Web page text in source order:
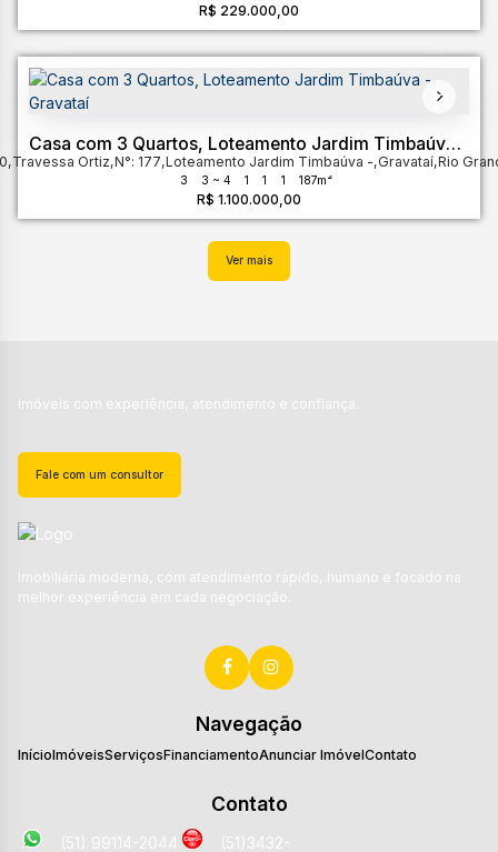
R$ 229.000,00
Casa com 3 Quartos, Loteamento Jardim Timbaúva -
Gravataí
R$ 1.100.000,00
,Travessa Ortiz,N°: 177,Loteamento Jardim Timbaúva ,Gravataí,Rio
3 3 ~ 4 1 1 1 187m²
Imóveis com experiência, atendimento e confiança.
Fale com um consultor
Imobiliária moderna, com atendimento rápido, humano e focado na
melhor experiência em cada negociação.
Navegação
InícioImóveisServiçosFinanciamentoAnunciar ImóvelContato
Contato
(51) 99114-2044 (51)3432-